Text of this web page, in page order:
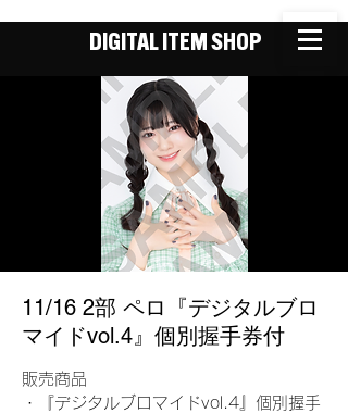
DIGITAL ITEM SHOP
11/16 2部 ペロ『デジタルブロ
マイドvol.4』個別握手券付
販売商品
・『デジタルブロマイドvol.4』個別握手